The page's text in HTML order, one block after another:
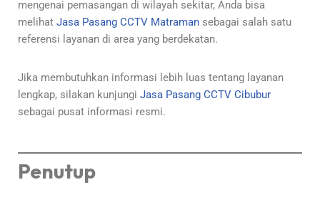
mengenai pemasangan di wilayah sekitar, Anda bisa
melihat Jasa Pasang CCTV Matraman sebagai salah satu
referensi layanan di area yang berdekatan.
Jika membutuhkan informasi lebih luas tentang layanan
lengkap, silakan kunjungi Jasa Pasang CCTV Cibubur
sebagai pusat informasi resmi.
Penutup